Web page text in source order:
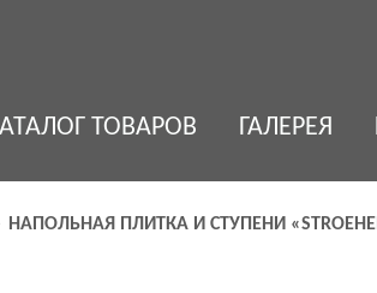
ТОВАРОВ ГАЛЕРЕЯ
НАПОЛЬНАЯ ПЛИТКА И СТУПЕНИ